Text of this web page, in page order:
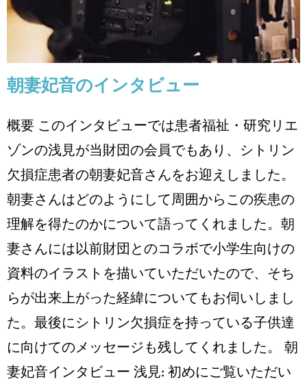
朝妻妃音のインタビュー
概要 このインタビューでは患者福祉・研究リエ
ゾンの浅見が当財団の会員でもあり、シトリン
欠損症患者の朝妻妃音さんをお迎えしました。
朝妻さんはどのようにして周囲からこの疾患の
理解を得たのかについて語ってくれました。朝
妻さんには以前財団とのコラボで小学生向けの
資料のイラストを描いていただいたので、そち
らが出来上がった経緯についてもお伺いしまし
た。最後にシトリン欠損症を持っている子供達
に向けてのメッセージも残してくれました。 朝
妻妃音インタビュー 浅見: 初めにご覧いただい